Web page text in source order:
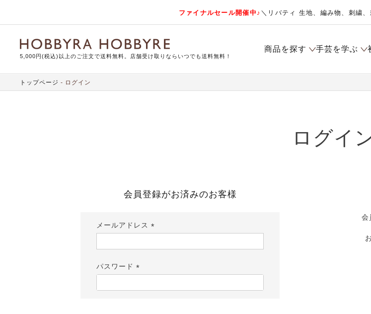
ファイナルセール開催中♪ ＼リバティ 生地、編み物、刺繍、
5,000円(税込)以上のご注文で送料無料。店舗受け取りならいつでも送料無料！
商品を探す 手芸を学ぶ
トップページ ログイン
ログイ
会員登録がお済みのお客様
メールアドレス
須)
パスワード
須)
会